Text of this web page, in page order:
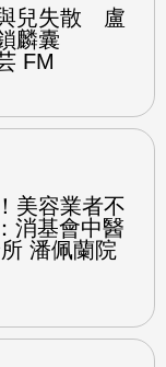
兒失散 盧
麟囊
FM
美容業者不
消基會中醫
潘佩蘭院